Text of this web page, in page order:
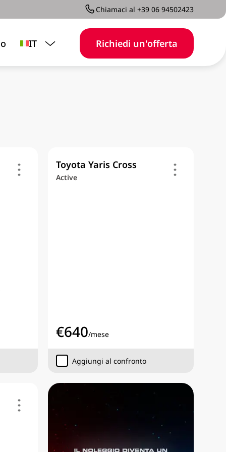
Chiamaci al +39 06 94502423
IT Richiedi un'offerta
Toyota Yaris Cross
Active
€640/mese
Aggiungi al confronto